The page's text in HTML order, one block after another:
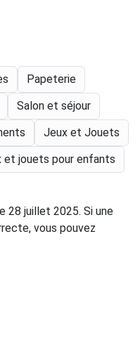
Papeterie
Salon et séjour
Jeux et Jouets
et jouets pour enfants
28 juillet 2025. Si une
vous pouvez